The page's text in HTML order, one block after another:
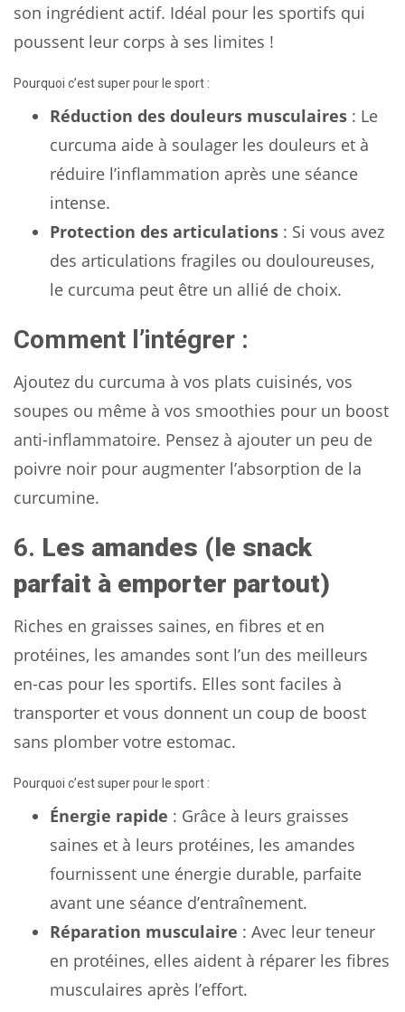
son ingrédient actif. Idéal pour les sportifs qui
poussent leur corps à ses limites !
Pourquoi c’est super pour le sport :
Réduction des douleurs musculaires : Le
curcuma aide à soulager les douleurs et à
réduire l’inflammation après une séance
intense.
Protection des articulations : Si vous avez
des articulations fragiles ou douloureuses,
le curcuma peut être un allié de choix.
Comment l’intégrer :
Ajoutez du curcuma à vos plats cuisinés, vos
soupes ou même à vos smoothies pour un boost
anti-inflammatoire. Pensez à ajouter un peu de
poivre noir pour augmenter l’absorption de la
curcumine.
6. Les amandes (le snack
parfait à emporter partout)
Riches en graisses saines, en fibres et en
protéines, les amandes sont l’un des meilleurs
en-cas pour les sportifs. Elles sont faciles à
transporter et vous donnent un coup de boost
sans plomber votre estomac.
Pourquoi c’est super pour le sport :
Énergie rapide : Grâce à leurs graisses
saines et à leurs protéines, les amandes
fournissent une énergie durable, parfaite
avant une séance d’entraînement.
Réparation musculaire : Avec leur teneur
en protéines, elles aident à réparer les fibres
musculaires après l’effort.